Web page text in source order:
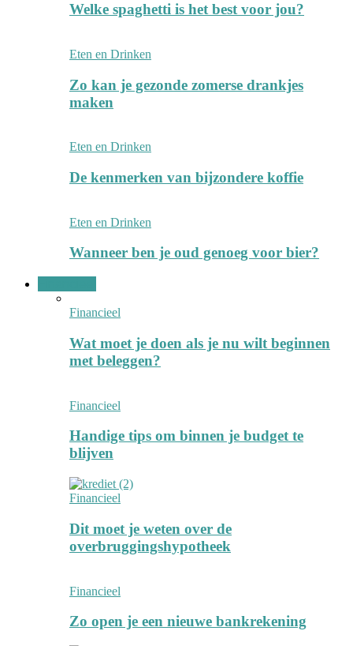
Welke spaghetti is het best voor jou?
Eten en Drinken
Zo kan je gezonde zomerse drankjes
maken
Eten en Drinken
De kenmerken van bijzondere koffie
Eten en Drinken
Wanneer ben je oud genoeg voor bier?
Financieel
Wat moet je doen als je nu wilt beginnen
met beleggen?
Financieel
Handige tips om binnen je budget te
blijven
Financieel
Dit moet je weten over de
overbruggingshypotheek
Financieel
Zo open je een nieuwe bankrekening